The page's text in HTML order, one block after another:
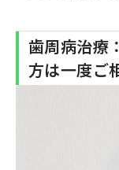
歯周病治療
方は一度ご